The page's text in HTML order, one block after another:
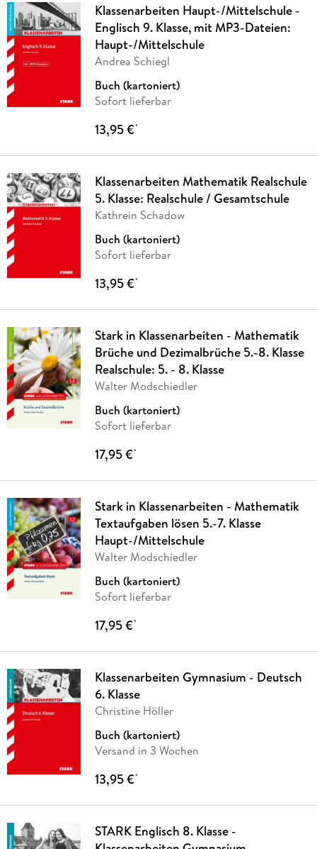
Klassenarbeiten Haupt-/Mittelschule -
Englisch 9. Klasse, mit MP3-Dateien:
Haupt-/Mittelschule
Andrea Schiegl
Buch (kartoniert)
Sofort lieferbar
13,95 €*
Klassenarbeiten Mathematik Realschule
5. Klasse: Realschule / Gesamtschule
Kathrein Schadow
Buch (kartoniert)
Sofort lieferbar
13,95 €*
Stark in Klassenarbeiten - Mathematik
Brüche und Dezimalbrüche 5.-8. Klasse
Realschule: 5. - 8. Klasse
Walter Modschiedler
Buch (kartoniert)
Sofort lieferbar
17,95 €*
Stark in Klassenarbeiten - Mathematik
Textaufgaben lösen 5.-7. Klasse
Haupt-/Mittelschule
Walter Modschiedler
Buch (kartoniert)
Sofort lieferbar
17,95 €*
Klassenarbeiten Gymnasium - Deutsch
6. Klasse
Christine Höller
Buch (kartoniert)
Versand in 3 Wochen
13,95 €*
STARK Englisch 8. Klasse -